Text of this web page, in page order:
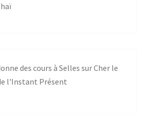
des cours à Selles sur Cher le
l'Instant Présent